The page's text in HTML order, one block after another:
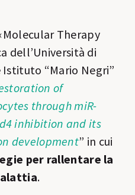
Therapy
dell’Università di
Istituto “Mario Negri”
of
through miR-
inhibition and its
development” in cui
per rallentare la
.